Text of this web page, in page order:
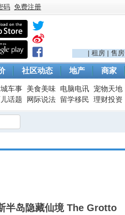
码 免费注册
| 租房 | 售房
社区动态 地产 商家
车事 美食美味 电脑电讯 宠物天地
话题 网际说法 留学移民 理财投资
半岛隐藏仙境 The Grotto